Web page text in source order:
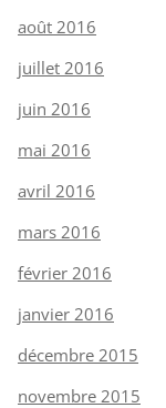
août 2016
juillet 2016
juin 2016
mai 2016
avril 2016
mars 2016
février 2016
janvier 2016
décembre 2015
novembre 2015